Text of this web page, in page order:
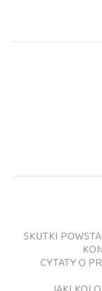
SKUTKI
CYTATY O